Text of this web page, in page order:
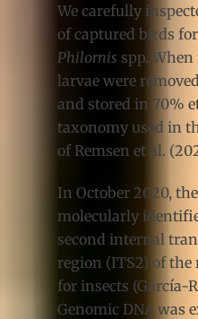
We carefully
of captured birds
Philornis spp.
larvae were
and stored in 70%
taxonomy used in
of Remsen et al.
In October 2020,
molecularly
second internal
region (ITS2) of the
for insects (García-
Genomic DNA was